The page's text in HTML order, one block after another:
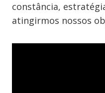
constância,
atingirmos nossos